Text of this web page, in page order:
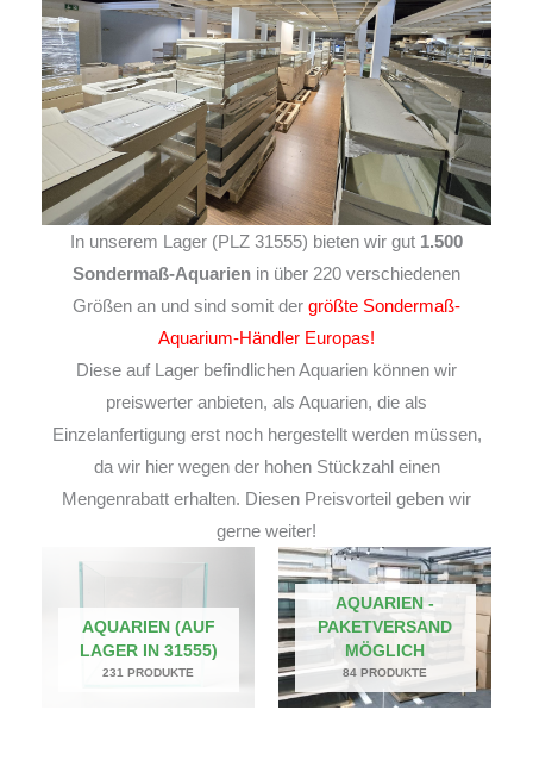
In unserem Lager (PLZ 31555) bieten wir gut 1.500
Sondermaß-Aquarien in über 220 verschiedenen
Größen an und sind somit der größte Sondermaß-
Aquarium-Händler Europas!
Diese auf Lager befindlichen Aquarien können wir
preiswerter anbieten, als Aquarien, die als
Einzelanfertigung erst noch hergestellt werden müssen,
da wir hier wegen der hohen Stückzahl einen
Mengenrabatt erhalten. Diesen Preisvorteil geben wir
gerne weiter!
AQUARIEN (AUF
LAGER IN 31555)
231 PRODUKTE
AQUARIEN -
PAKETVERSAND
MÖGLICH
84 PRODUKTE